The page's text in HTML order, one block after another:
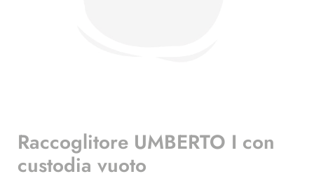
Raccoglitore UMBERTO I con
custodia vuoto